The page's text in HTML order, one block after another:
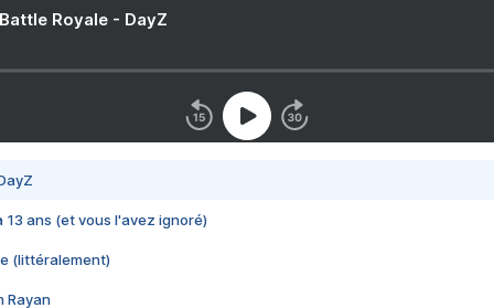
Royale - DayZ
13 ans (et vous l'avez ignoré)
(littéralement)
Rayan